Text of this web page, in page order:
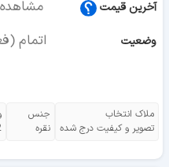
آخرین قیمت
وضعیت اتمام
ملاک انتخاب
تصویر و کیفیت درج شده
جنس
نقره